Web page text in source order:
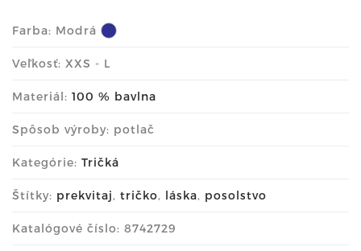
Farba: Modrá
Veľkosť: XXS - L
Materiál: 100 % bavlna
Spôsob výroby: potlač
Kategórie: Tričká
Štítky: prekvitaj, tričko, láska, posolstvo
Katalógové číslo: 8742729